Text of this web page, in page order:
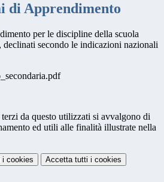
Apprendimento
per le discipline della scuola
declinati secondo le indicazioni nazionali
da questo utilizzati si avvalgono di
ed utili alle finalità illustrate nella
i cookies Accetta tutti i cookies